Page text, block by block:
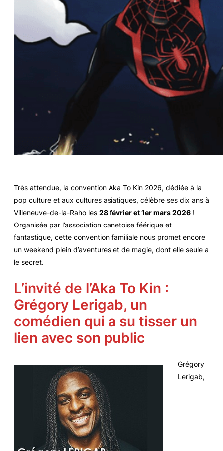
Très attendue, la convention Aka To Kin 2026, dédiée à la
pop culture et aux cultures asiatiques, célèbre ses dix ans à
Villeneuve-de-la-Raho les 28 février et 1er mars 2026 !
Organisée par l’association canetoise féérique et
fantastique, cette convention familiale nous promet encore
un weekend plein d’aventures et de magie, dont elle seule a
le secret.
L’invité de l’Aka To Kin :
Grégory Lerigab, un
comédien qui a su tisser un
lien avec son public
Grégory
Lerigab,